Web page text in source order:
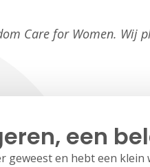
Care for Women. Wij
een
geweest en hebt een